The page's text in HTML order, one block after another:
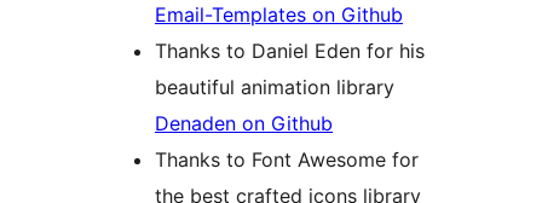
Email-Templates on Github
Thanks to Daniel Eden for his
beautiful animation library
Denaden on Github
Thanks to Font Awesome for
the best crafted icons library